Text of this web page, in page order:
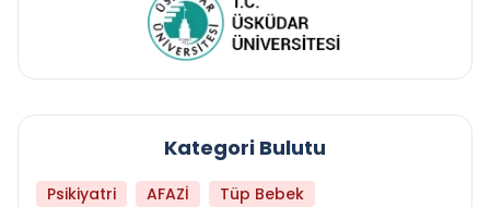
Kategori Bulutu
Psikiyatri AFAZİ
Tüp Bebek